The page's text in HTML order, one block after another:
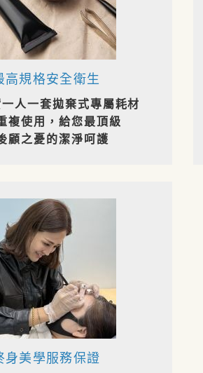
高規格安全衛生
人一套拋棄式專屬耗材
複使用，給您最頂級
顧之憂的潔淨呵護
身美學服務保證